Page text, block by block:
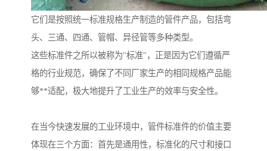
它们是按照统一标准规格生产制造的管件产品，包括弯
头、三通、四通、管帽、异径管等多种类型。
这些标准件之所以被称为"标准"，正是因为它们遵循严
格的行业规范，确保了不同厂家生产的相同规格产品能
够**适配，极大地提升了工业生产的效率与安全性。
在当今快速发展的工业环境中，管件标准件的价值主要
体现在三个方面：首先是通用性，标准化的尺寸和接口